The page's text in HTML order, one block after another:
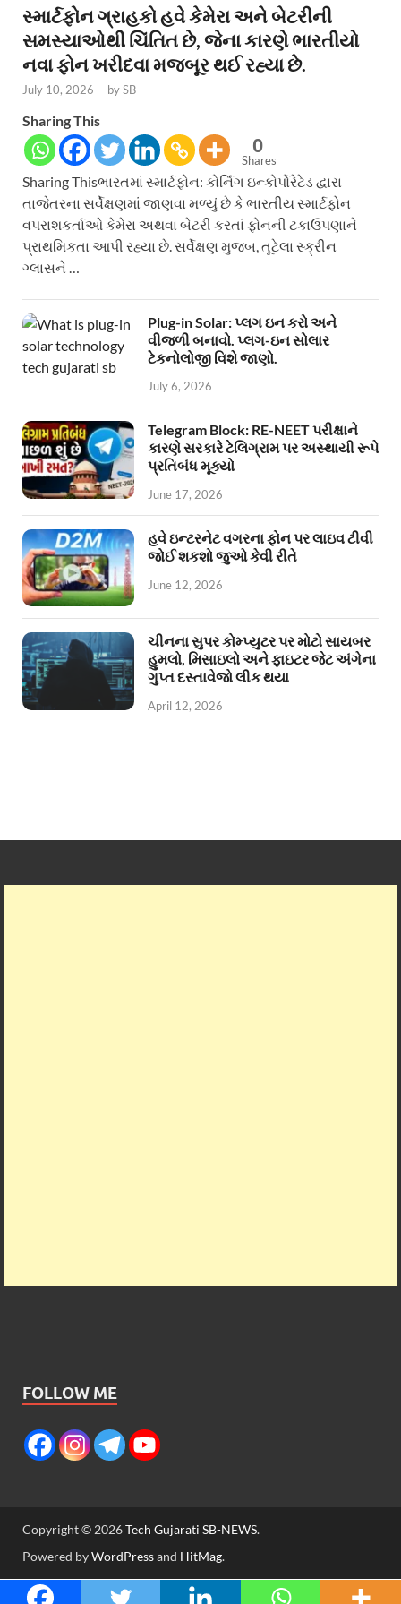
સ્માર્ટફોન ગ્રાહકો હવે કેમેરા અને બેટરીની
સમસ્યાઓથી ચિંતિત છે, જેના કારણે ભારતીયો
નવા ફોન ખરીદવા મજબૂર થઈ રહ્યા છે.
July 10, 2026 - bySB
Sharing This
0
Shares
Sharing Thisભારતમાં સ્માર્ટફોન: કોર્નિંગ ઇન્કોર્પોરેટેડ દ્વારા
તાજેતરના સર્વેક્ષણમાં જાણવા મળ્યું છે કે ભારતીય સ્માર્ટફોન
વપરાશકર્તાઓ કેમેરા અથવા બેટરી કરતાં ફોનની ટકાઉપણાને
પ્રાથમિકતા આપી રહ્યા છે. સર્વેક્ષણ મુજબ, તૂટેલા સ્ક્રીન
ગ્લાસને …
Plug-in Solar: પ્લગ ઇન કરો અને
વીજળી બનાવો. પ્લગ-ઇન સોલાર
ટેકનોલોજી વિશે જાણો.
July 6, 2026
Telegram Block: RE-NEET પરીક્ષાને
કારણે સરકારે ટેલિગ્રામ પર અસ્થાયી રૂપે
પ્રતિબંધ મૂક્યો
June 17, 2026
હવે ઇન્ટરનેટ વગરના ફોન પર લાઇવ ટીવી
જોઈ શકશો જુઓ કેવી રીતે
June 12, 2026
ચીનના સુપર કોમ્પ્યુટર પર મોટો સાયબર
હુમલો, મિસાઇલો અને ફાઇટર જેટ અંગેના
ગુપ્ત દસ્તાવેજો લીક થયા
April 12, 2026
FOLLOW ME
Copyright © 2026Tech Gujarati SB-NEWS.
Powered byWordPressand HitMag.